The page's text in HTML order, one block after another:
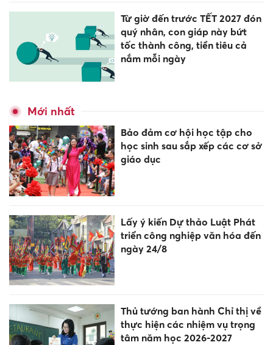
Từ giờ đến trước TẾT 2027 đón
quý nhân, con giáp này bứt
tốc thành công, tiền tiêu cả
nắm mỗi ngày
Mới nhất
Bảo đảm cơ hội học tập cho
học sinh sau sắp xếp các cơ sở
giáo dục
Lấy ý kiến Dự thảo Luật Phát
triển công nghiệp văn hóa đến
ngày 24/8
Thủ tướng ban hành Chỉ thị về
thực hiện các nhiệm vụ trọng
tâm năm học 2026-2027